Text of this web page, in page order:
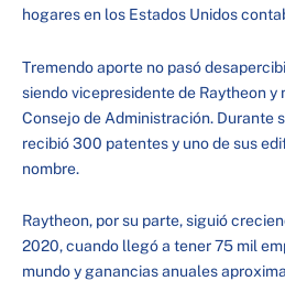
hogares en los Estados Unidos
Tremendo aporte no pasó
siendo vicepresidente de Raytheon y
Consejo de Administración. Durante
recibió 300 patentes y uno de sus
nombre.
Raytheon, por su parte, siguió
2020, cuando llegó a tener 75 mil
mundo y ganancias anuales